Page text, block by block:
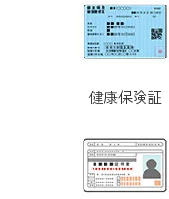
健康保険証